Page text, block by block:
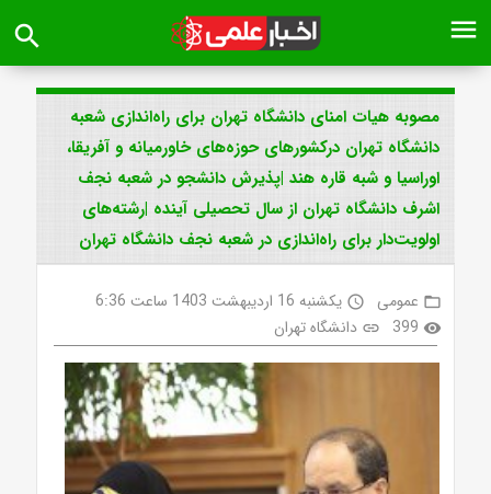
menu
search
مصوبه هیات امنای دانشگاه تهران برای راه‌اندازی شعبه
دانشگاه تهران درکشورهای حوزه‌های خاورمیانه و آفریقا،
اوراسیا و شبه قاره هند |پذیرش دانشجو در شعبه نجف
اشرف دانشگاه تهران از سال تحصیلی آینده |رشته‌های
اولویت‌دار برای راه‌اندازی در شعبه نجف دانشگاه تهران
folder_open عمومی access_time یکشنبه 16 اردیبهشت 1403 ساعت 6:36
visibility
399
link دانشگاه تهران